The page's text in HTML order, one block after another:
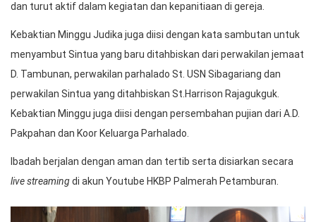
dan turut aktif dalam kegiatan dan kepanitiaan di gereja.
Kebaktian Minggu Judika juga diisi dengan kata sambutan untuk
menyambut Sintua yang baru ditahbiskan dari perwakilan jemaat
D. Tambunan, perwakilan parhalado St. USN Sibagariang dan
perwakilan Sintua yang ditahbiskan St.Harrison Rajagukguk.
Kebaktian Minggu juga diisi dengan persembahan pujian dari A.D.
Pakpahan dan Koor Keluarga Parhalado.
Ibadah berjalan dengan aman dan tertib serta disiarkan secara
live streamingdi akun Youtube HKBP Palmerah Petamburan.